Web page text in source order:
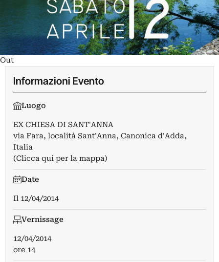
Out
Informazioni Evento
Luogo
EX CHIESA DI SANT'ANNA
via Fara, località Sant'Anna, Canonica d'Adda,
Italia
(Clicca qui per la mappa)
Date
Il 12/04/2014
Vernissage
12/04/2014
ore 14